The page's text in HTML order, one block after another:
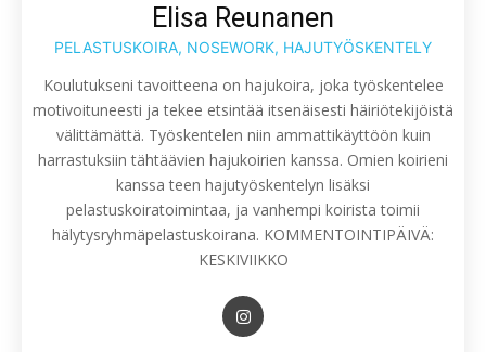
Elisa Reunanen
PELASTUSKOIRA, NOSEWORK, HAJUTYÖSKENTELY
Koulutukseni tavoitteena on hajukoira, joka työskentelee
motivoituneesti ja tekee etsintää itsenäisesti häiriötekijöistä
välittämättä. Työskentelen niin ammattikäyttöön kuin
harrastuksiin tähtäävien hajukoirien kanssa. Omien koirieni
kanssa teen hajutyöskentelyn lisäksi
pelastuskoiratoimintaa, ja vanhempi koirista toimii
hälytysryhmäpelastuskoirana. KOMMENTOINTIPÄIVÄ:
KESKIVIIKKO